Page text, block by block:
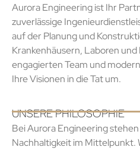
Aurora Engineering ist Ihr
zuverlässige
auf der Planung und
Krankenhäusern, Laboren
engagierten Team und
Ihre Visionen in die Tat um.
UNSERE PHILOSOPHIE
Bei Aurora Engineering
Nachhaltigkeit im Mittelpunkt.